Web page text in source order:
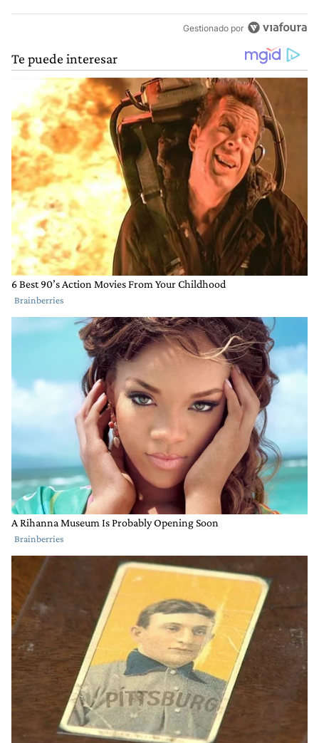
Gestionado por